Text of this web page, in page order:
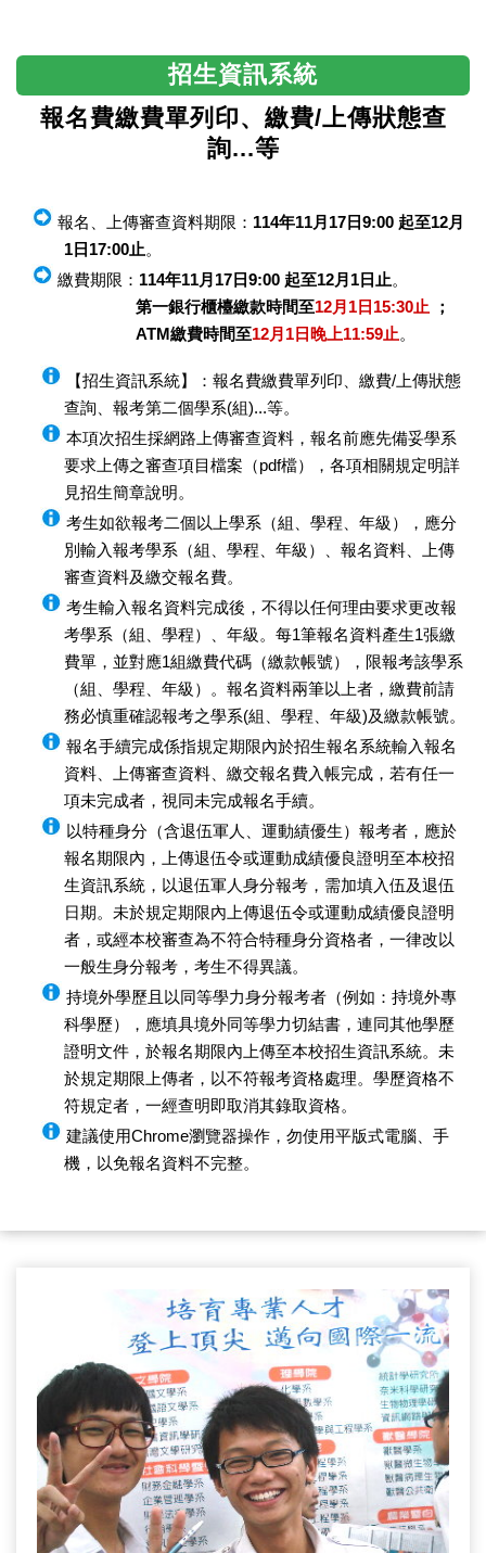
招生資訊系統
報名費繳費單列印、繳費/上傳狀態查
詢...等
報名、上傳審查資料期限： 114年11月17日9:00 起至12月
1日17:00止。
繳費期限： 114年11月17日9:00 起至12月1日止。
第一銀行櫃檯繳款時間至12月1日15:30止
；
ATM繳費時間至12月1日晚上11:59止。
【招生資訊系統】：報名費繳費單列印、繳費/上傳狀態
查詢、報考第二個學系(組)...等。
本項次招生採網路上傳審查資料，報名前應先備妥學系
要求上傳之審查項目檔案（pdf檔），各項相關規定明詳
見招生簡章說明。
考生如欲報考二個以上學系（組、學程、年級），應分
別輸入報考學系（組、學程、年級）、報名資料、上傳
審查資料及繳交報名費。
考生輸入報名資料完成後，不得以任何理由要求更改報
考學系（組、學程）、年級。每1筆報名資料產生1張繳
費單，並對應1組繳費代碼（繳款帳號），限報考該學系
（組、學程、年級）。報名資料兩筆以上者，繳費前請
務必慎重確認報考之學系(組、學程、年級)及繳款帳號。
報名手續完成係指規定期限內於招生報名系統輸入報名
資料、上傳審查資料、繳交報名費入帳完成，若有任一
項未完成者，視同未完成報名手續。
以特種身分（含退伍軍人、運動績優生）報考者，應於
報名期限內，上傳退伍令或運動成績優良證明至本校招
生資訊系統，以退伍軍人身分報考，需加填入伍及退伍
日期。未於規定期限內上傳退伍令或運動成績優良證明
者，或經本校審查為不符合特種身分資格者，一律改以
一般生身分報考，考生不得異議。
持境外學歷且以同等學力身分報考者（例如：持境外專
科學歷），應填具境外同等學力切結書，連同其他學歷
證明文件，於報名期限內上傳至本校招生資訊系統。未
於規定期限上傳者，以不符報考資格處理。學歷資格不
符規定者，一經查明即取消其錄取資格。
建議使用Chrome瀏覽器操作，勿使用平版式電腦、手
機，以免報名資料不完整。